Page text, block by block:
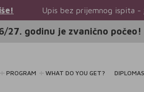
bez prijemnog ispita -Saznajte više!
27. godinu je zvanično počeo!
PROGRAM WHAT DO YOU GET?